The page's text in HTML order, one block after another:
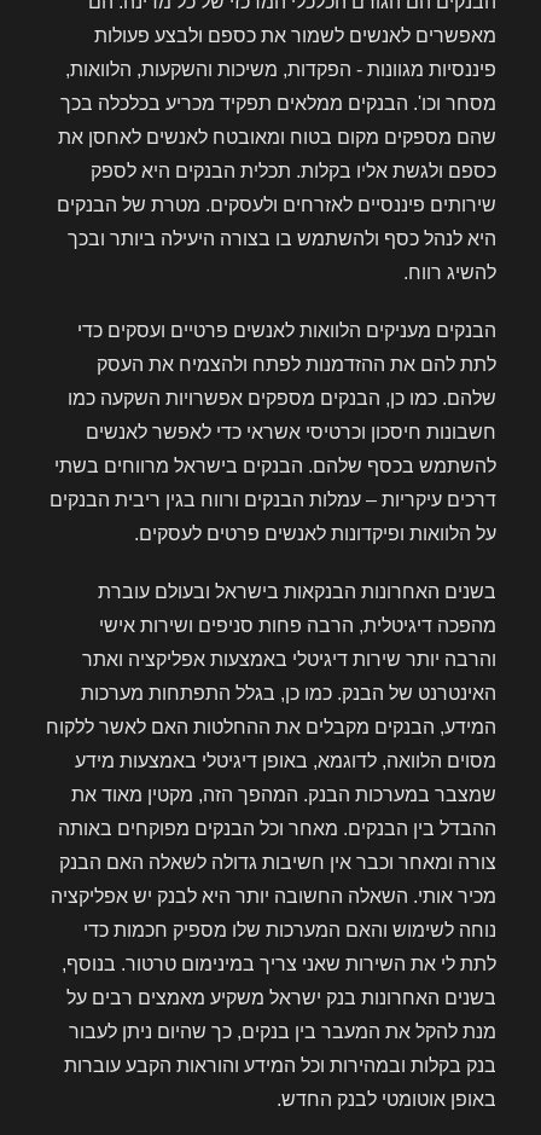
מאפשרים לאנשים לשמור את כספם ולבצע פעולות
פיננסיות מגוונות - הפקדות, משיכות והשקעות, הלוואות,
מסחר וכו'. הבנקים ממלאים תפקיד מכריע בכלכלה בכך
שהם מספקים מקום בטוח ומאובטח לאנשים לאחסן את
כספם ולגשת אליו בקלות. תכלית הבנקים היא לספק
שירותים פיננסיים לאזרחים ולעסקים. מטרת של הבנקים
היא לנהל כסף ולהשתמש בו בצורה היעילה ביותר ובכך
להשיג רווח.
הבנקים מעניקים הלוואות לאנשים פרטיים ועסקים כדי
לתת להם את ההזדמנות לפתח ולהצמיח את העסק
שלהם. כמו כן, הבנקים מספקים אפשרויות השקעה כמו
חשבונות חיסכון וכרטיסי אשראי כדי לאפשר לאנשים
להשתמש בכסף שלהם. הבנקים בישראל מרווחים בשתי
דרכים עיקריות – עמלות הבנקים ורווח בגין ריבית הבנקים
על הלוואות ופיקדונות לאנשים פרטים לעסקים.
בשנים האחרונות הבנקאות בישראל ובעולם עוברת
מהפכה דיגיטלית, הרבה פחות סניפים ושירות אישי
והרבה יותר שירות דיגיטלי באמצעות אפליקציה ואתר
האינטרנט של הבנק. כמו כן, בגלל התפתחות מערכות
המידע, הבנקים מקבלים את ההחלטות האם לאשר ללקוח
מסוים הלוואה, לדוגמא, באופן דיגיטלי באמצעות מידע
שמצבר במערכות הבנק. המהפך הזה, מקטין מאוד את
ההבדל בין הבנקים. מאחר וכל הבנקים מפוקחים באותה
צורה ומאחר וכבר אין חשיבות גדולה לשאלה האם הבנק
מכיר אותי. השאלה החשובה יותר היא לבנק יש אפליקציה
נוחה לשימוש והאם המערכות שלו מספיק חכמות כדי
לתת לי את השירות שאני צריך במינימום טרטור. בנוסף,
בשנים האחרונות בנק ישראל משקיע מאמצים רבים על
מנת להקל את המעבר בין בנקים, כך שהיום ניתן לעבור
בנק בקלות ובמהירות וכל המידע והוראות הקבע עוברות
באופן אוטומטי לבנק החדש.